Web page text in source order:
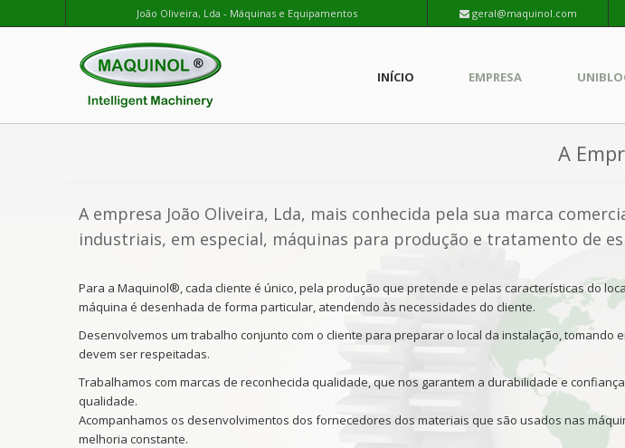
João Oliveira, Lda - Máquinas e Equipamentos geral@maquinol.com
INÍCIO EMPRESA
A
A empresa João Oliveira, Lda, mais conhecida pela sua marca
industriais, em especial, máquinas para produção e tratamento de
Para a Maquinol®, cada cliente é único, pela produção que pretende e pelas características do
máquina é desenhada de forma particular, atendendo às necessidades do cliente.
Desenvolvemos um trabalho conjunto com o cliente para preparar o local da instalação, tomando
devem ser respeitadas.
Trabalhamos com marcas de reconhecida qualidade, que nos garantem a durabilidade e
qualidade.
Acompanhamos os desenvolvimentos dos fornecedores dos materiais que são usados nas
melhoria constante.